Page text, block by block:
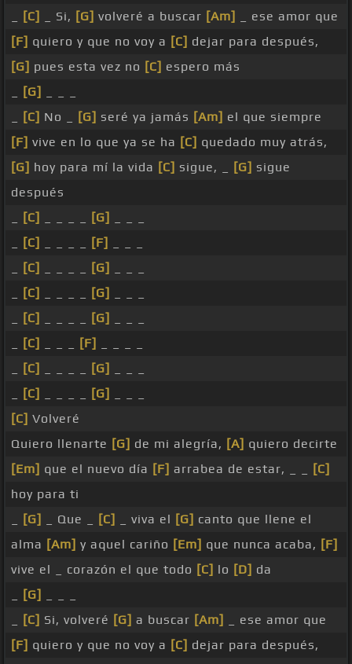
[C] _ Si, [G] volveré a buscar [Am]
_ ese amor que
[F] quiero y que no voy a [C] dejar para después,
[G] pues esta vez no [C] espero más
[G]
[C] No _ [G] seré ya jamás [Am] el que siempre
[F] vive en lo que ya se ha [C] quedado muy atrás,
[G] hoy para mí la vida [C] sigue, _ [G] sigue
después
[C] [G]
[C] [F]
[C] [G]
[C] [G]
[C] [G]
[C] [F]
[C] [G]
[C] [G]
[C] Volveré
Quiero llenarte [G] de mi alegría, [A] quiero decirte
[Em] que el nuevo día [F] arrabea de estar, _ _
[C]
hoy para ti
[G] _ Que _ [C] _ viva el [G] canto que llene el
alma [Am] y aquel cariño [Em] que nunca acaba, [F]
vive el _ corazón el que todo [C] lo [D] da
[G]
[C] Si, volveré [G] a buscar [Am]
_ ese amor que
[F] quiero y que no voy a [C] dejar para después,